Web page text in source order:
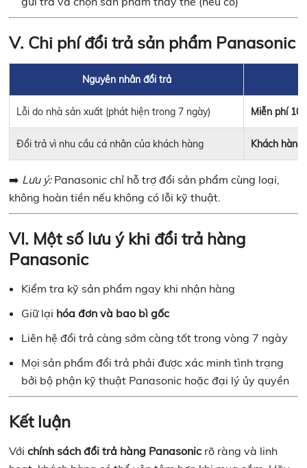
V. Chi phí đổi trả sản phẩm Panasonic
Nguyên nhân đổi trả
Lỗi do nhà sản xuất (phát hiện trong 7 ngày) Miễn phí
Đổi trả vì nhu cầu cá nhân của khách hàng Khách hàng
➡️ Lưu ý:Panasonic chỉ hỗ trợ đổi sản phẩm cùng loại,
không hoàn tiền nếu không có lỗi kỹ thuật.
VI. Một số lưu ý khi đổi trả hàng
Panasonic
Kiểm tra kỹ sản phẩm ngay khi nhận hàng
Giữ lại hóa đơn và bao bì gốc
Liên hệ đổi trả càng sớm càng tốt trong vòng 7 ngày
Mọi sản phẩm đổi trả phải được xác minh tình trạng
bởi bộ phận kỹ thuật Panasonic hoặc đại lý ủy quyền
Kết luận
Vớichính sách đổi trả hàng Panasonic rõ ràng và linh